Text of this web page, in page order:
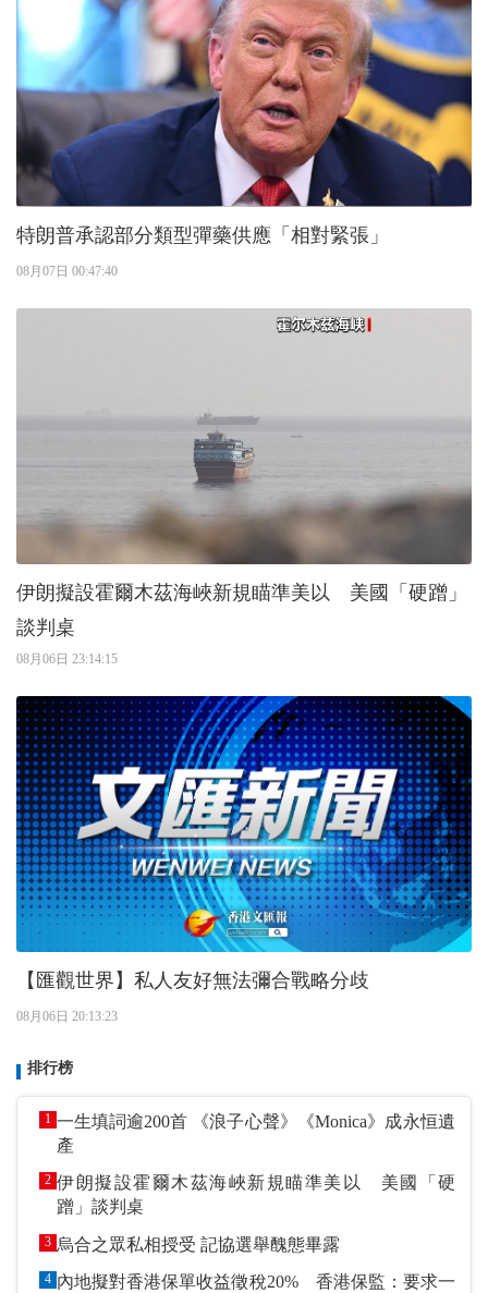
特朗普承認部分類型彈藥供應「相對緊張」
08月07日 00:47:40
伊朗擬設霍爾木茲海峽新規瞄準美以 美國「硬蹭」
談判桌
08月06日 23:14:15
【匯觀世界】私人友好無法彌合戰略分歧
08月06日 20:13:23
排行榜
1 一生填詞逾200首 《浪子心聲》《Monica》成永恒遺
產
2 伊朗擬設霍爾木茲海峽新規瞄準美以 美國「硬
蹭」談判桌
3 烏合之眾私相授受 記協選舉醜態畢露
4 內地擬對香港保單收益徵稅20% 香港保監：要求一